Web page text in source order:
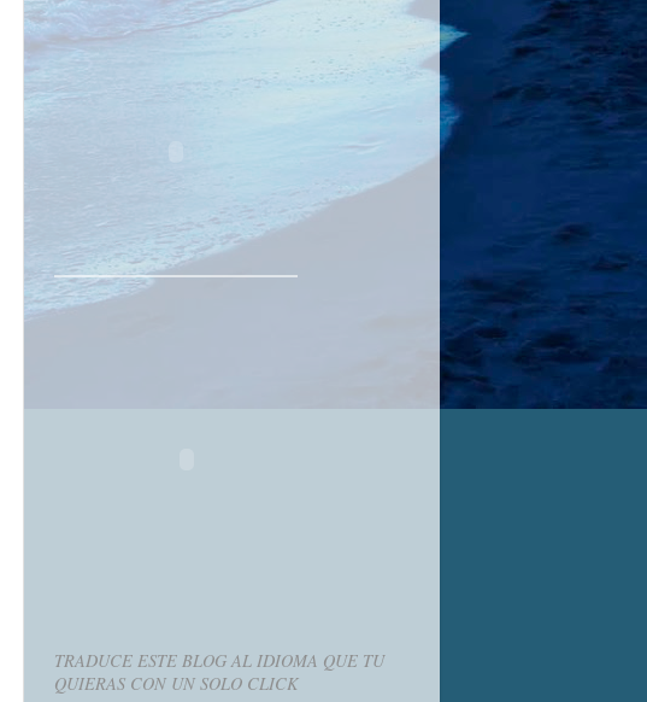
TRADUCE ESTE BLOG AL IDIOMA QUE TU
QUIERAS CON UN SOLO CLICK